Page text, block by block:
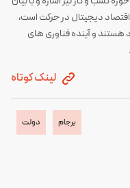
دیجیتال در حرکت است،
هستند و آینده فناوری های
لینک کوتاه
برجام دولت